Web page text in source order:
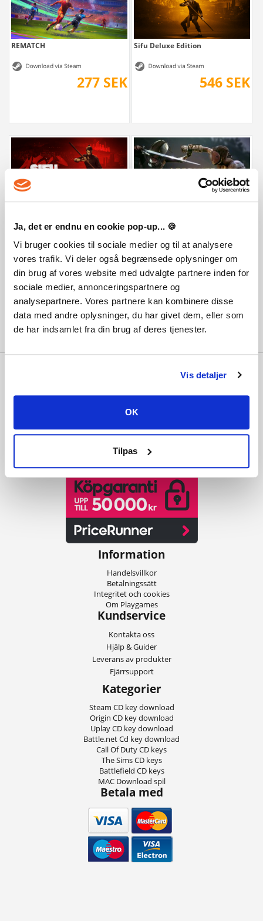
Ja, det er endnu en cookie pop-up... 🍪
Vi bruger cookies til sociale medier og til at analysere
vores trafik. Vi deler også begrænsede oplysninger om
din brug af vores website med udvalgte partnere inden for
sociale medier, annonceringspartnere og
analysepartnere. Vores partnere kan kombinere disse
data med andre oplysninger, du har givet dem, eller som
de har indsamlet fra din brug af deres tjenester.
Vis detaljer
OK
Tilpas
REMATCH
277 SEK
Sifu Deluxe Edition
546 SEK
447 SEK 322 SEK
Varför PlayGames?
få ditt spel levererat digitalt på bara ett par minuter!
Information
Handelsvillkor
Betalningssätt
Integritet och cookies
Om Playgames
Kundservice
Kontakta oss
Hjälp & Guider
Leverans av produkter
Fjärrsupport
Kategorier
Steam CD key download
Origin CD key download
Uplay CD key download
Battle.net Cd key download
Call Of Duty CD keys
The Sims CD keys
Battlefield CD keys
MAC Download spil
Betala med